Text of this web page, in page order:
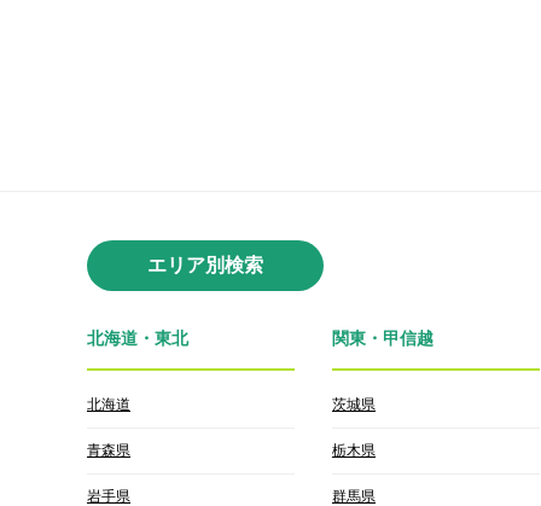
エリア別検索
北海道・東北
北海道
青森県
岩手県
関東・甲信越
茨城県
栃木県
群馬県